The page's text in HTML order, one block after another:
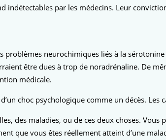
indétectables par les médecins. Leur
problèmes neurochimiques liés à la
être dues à trop de noradrénaline. De
médicale.
choc psychologique comme un décès. Les
des maladies, ou de ces deux choses. Vous
que vous êtes réellement atteint d’une